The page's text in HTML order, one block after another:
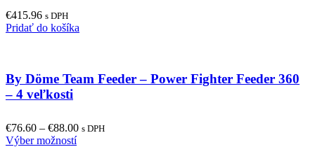
€415.96 s DPH
Pridať do košíka
By Döme Team Feeder – Power Fighter Feeder 360
– 4 veľkosti
€76.60 – €88.00 s DPH
Výber možnostíThis